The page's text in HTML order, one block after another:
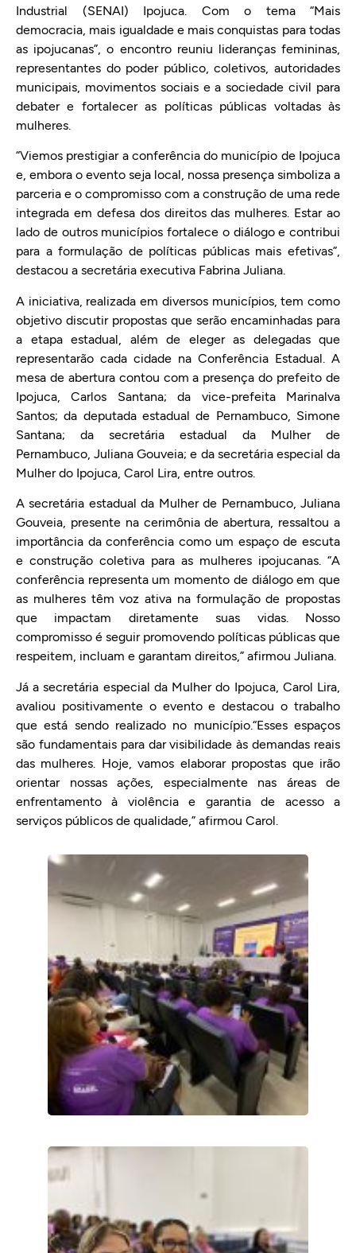
Industrial (SENAI) Ipojuca. Com o tema “Mais
democracia, mais igualdade e mais conquistas para todas
as ipojucanas”, o encontro reuniu lideranças femininas,
representantes do poder público, coletivos, autoridades
municipais, movimentos sociais e a sociedade civil para
debater e fortalecer as políticas públicas voltadas às
mulheres.
“Viemos prestigiar a conferência do município de Ipojuca
e, embora o evento seja local, nossa presença simboliza a
parceria e o compromisso com a construção de uma rede
integrada em defesa dos direitos das mulheres. Estar ao
lado de outros municípios fortalece o diálogo e contribui
para a formulação de políticas públicas mais efetivas”,
destacou a secretária executiva Fabrina Juliana.
A iniciativa, realizada em diversos municípios, tem como
objetivo discutir propostas que serão encaminhadas para
a etapa estadual, além de eleger as delegadas que
representarão cada cidade na Conferência Estadual. A
mesa de abertura contou com a presença do prefeito de
Ipojuca, Carlos Santana; da vice-prefeita Marinalva
Santos; da deputada estadual de Pernambuco, Simone
Santana; da secretária estadual da Mulher de
Pernambuco, Juliana Gouveia; e da secretária especial da
Mulher do Ipojuca, Carol Lira, entre outros.
A secretária estadual da Mulher de Pernambuco, Juliana
Gouveia, presente na cerimônia de abertura, ressaltou a
importância da conferência como um espaço de escuta
e construção coletiva para as mulheres ipojucanas. “A
conferência representa um momento de diálogo em que
as mulheres têm voz ativa na formulação de propostas
que impactam diretamente suas vidas. Nosso
compromisso é seguir promovendo políticas públicas que
respeitem, incluam e garantam direitos,” afirmou Juliana.
Já a secretária especial da Mulher do Ipojuca, Carol Lira,
avaliou positivamente o evento e destacou o trabalho
que está sendo realizado no município.“Esses espaços
são fundamentais para dar visibilidade às demandas reais
das mulheres. Hoje, vamos elaborar propostas que irão
orientar nossas ações, especialmente nas áreas de
enfrentamento à violência e garantia de acesso a
serviços públicos de qualidade,” afirmou Carol.